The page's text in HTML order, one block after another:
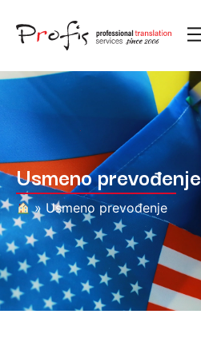
Usmeno prevođenje
»Usmeno prevođenje